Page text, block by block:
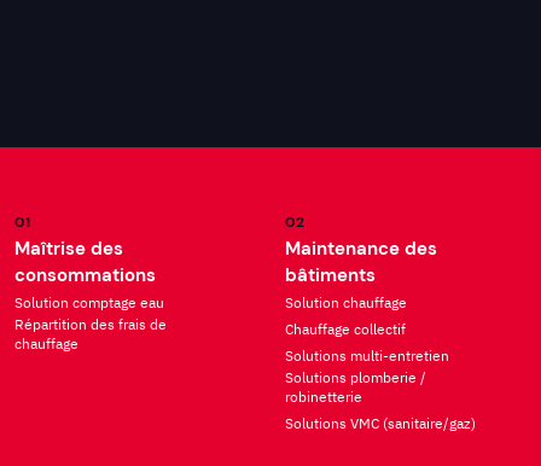
01
Maîtrise des
consommations
Solution comptage eau
Répartition des frais de
chauffage
02
Maintenance des
bâtiments
Solution chauffage
Chauffage collectif
Solutions multi-entretien
Solutions plomberie /
robinetterie
Solutions VMC (sanitaire/gaz)